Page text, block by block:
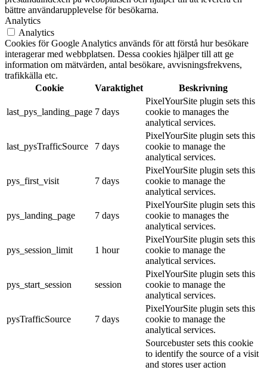
bättre användarupplevelse för besökarna.
Analytics
Analytics
Cookies för Google Analytics används för att förstå hur besökare
interagerar med webbplatsen. Dessa cookies hjälper till att ge
information om mätvärden, antal besökare, avvisningsfrekvens,
trafikkälla etc.
Cookie
Varaktighet Beskrivning
last_pys_landing_page 7 days
PixelYourSite plugin sets this
cookie to manages the
analytical services.
last_pysTrafficSource 7 days
PixelYourSite plugin sets this
cookie to manage the
analytical services.
pys_first_visit 7 days
PixelYourSite plugin sets this
cookie to manage the
analytical services.
pys_landing_page 7 days
PixelYourSite plugin sets this
cookie to manages the
analytical services.
pys_session_limit 1 hour
PixelYourSite plugin sets this
cookie to manage the
analytical services.
pys_start_session session
PixelYourSite plugin sets this
cookie to manage the
analytical services.
pysTrafficSource 7 days
PixelYourSite plugin sets this
cookie to manage the
analytical services.
Sourcebuster sets this cookie
to identify the source of a visit
and stores user action